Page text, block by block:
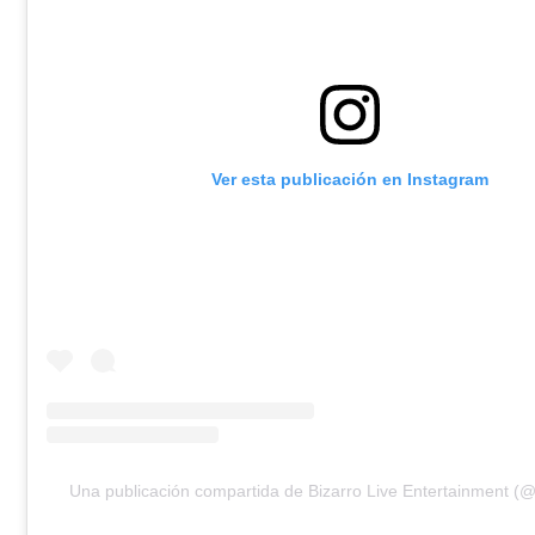
Ver esta publicación en Instagram
Una publicación compartida de Bizarro Live Entertainment